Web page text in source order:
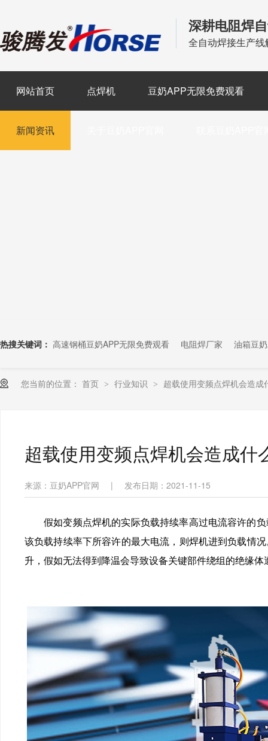
深耕电阻焊
全自动焊接生产
网站首页 点焊机 豆奶APP无限免费观看
新闻资讯
热搜关键词： 高速钢桶豆奶APP无限免费观看 电阻焊厂家 油箱豆
您当前的位置： 首页 > 行业知识 > 超载使用变频点焊机会造成
超载使用变频点焊机会造成什
来源：豆奶APP官网 | 发布日期：2021-11-15
假如变频点焊机的实际负载持续率高过电流容许的
该负载持续率下所容许的最大电流，则焊机进到负载情况
升，假如无法得到降温会导致设备关键部件绕组的绝缘体